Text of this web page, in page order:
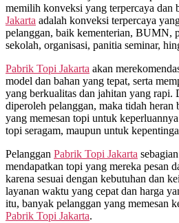
memilih konveksi yang terpercaya dan
Jakarta adalah konveksi terpercaya
pelanggan, baik kementerian, BUMN,
sekolah, organisasi, panitia seminar,
Pabrik Topi Jakarta akan
model dan bahan yang tepat, serta
yang berkualitas dan jahitan yang rapi.
diperoleh pelanggan, maka tidah heran
yang memesan topi untuk
topi seragam, maupun untuk
Pelanggan Pabrik Topi Jakarta
mendapatkan topi yang mereka pesan
karena sesuai dengan kebutuhan dan
layanan waktu yang cepat dan harga
itu, banyak pelanggan yang memesan
Pabrik Topi Jakarta.